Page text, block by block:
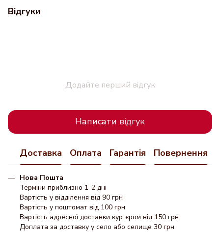
Відгуки
Додайте перший відгук
Написати відгук
Доставка Оплата Гарантія Повернення
Нова Пошта
Терміни приблизно 1-2 дні
Вартість у відділення від 90 грн
Вартість у поштомат від 100 грн
Вартість адресної доставки курʼєром від 150 грн
Доплата за доставку у село або селище 30 грн